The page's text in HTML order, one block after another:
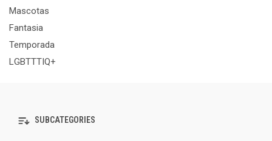
Mascotas
Fantasia
Temporada
LGBTTTIQ+
SUBCATEGORIES